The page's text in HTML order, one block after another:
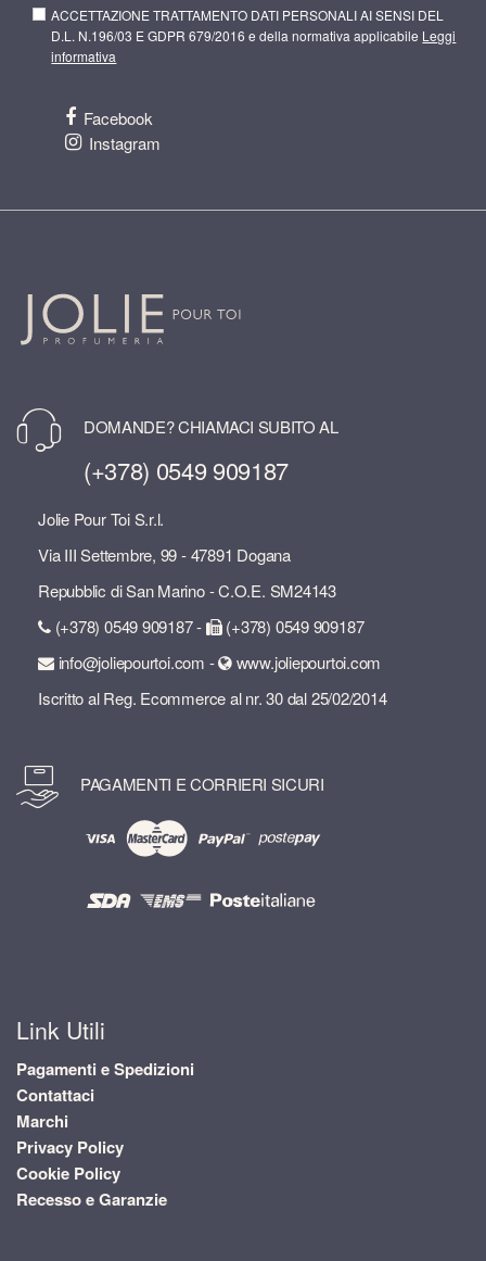
ACCETTAZIONE TRATTAMENTO DATI PERSONALI AI SENSI DEL
D.L. N.196/03 E GDPR 679/2016 e della normativa applicabile Leggi
informativa
Facebook
Instagram
DOMANDE? CHIAMACI SUBITO AL
(+378) 0549 909187
Jolie Pour Toi S.r.l.
Via III Settembre, 99 - 47891 Dogana
Repubblic di San Marino - C.O.E. SM24143
(+378) 0549 909187 -
(+378) 0549 909187
info@joliepourtoi.com -
www.joliepourtoi.com
Iscritto al Reg. Ecommerce al nr. 30 dal 25/02/2014
PAGAMENTI E CORRIERI SICURI
Link Utili
Pagamenti e Spedizioni
Contattaci
Marchi
Privacy Policy
Cookie Policy
Recesso e Garanzie